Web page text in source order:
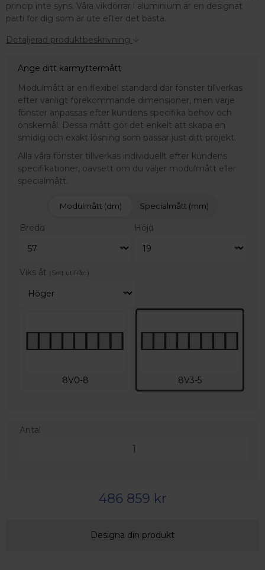
fokus på kvalitet, omtanke och djup kompetens.
princip inte syns. Våra vikdörrar i aluminium är en designat
parti för dig som är ute efter det bästa.
Detaljerad produktbeskrivning
Ange ditt karmyttermått
Modulmått är en flexibel standard där fönster tillverkas
efter vanligt förekommande dimensioner, men varje
fönster anpassas efter kundens specifika behov och
önskemål. Dessa mått gör det enkelt att skapa en
smidig och exakt lösning som passar just ditt projekt.
Alla våra fönster tillverkas individuellt efter kundens
specifikationer, oavsett om du väljer modulmått eller
specialmått.
Modulmått (dm) Specialmått (mm)
Bredd Höjd
Viks åt (Sett utifrån)
8V0-8 8V3-5
Antal
486 859 kr
Designa din produkt